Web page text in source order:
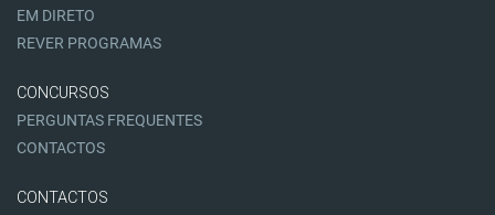
EM DIRETO
REVER PROGRAMAS
CONCURSOS
PERGUNTAS FREQUENTES
CONTACTOS
CONTACTOS